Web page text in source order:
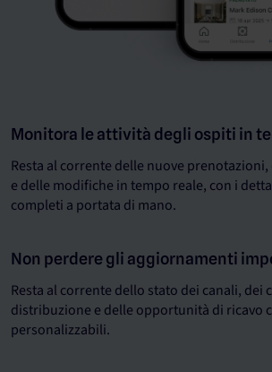
Monitora le attività degli ospiti in
Resta al corrente delle nuove
e delle modifiche in tempo reale, con i
completi a portata di mano.
Non perdere gli aggiornamenti
Resta al corrente dello stato dei canali, dei
distribuzione e delle opportunità di ricavo
personalizzabili.